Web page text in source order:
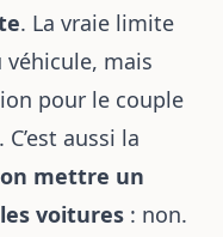
. La vraie limite
véhicule, mais
pour le couple
. C’est aussi la
mettre un
voitures : non.